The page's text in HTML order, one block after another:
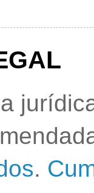
.